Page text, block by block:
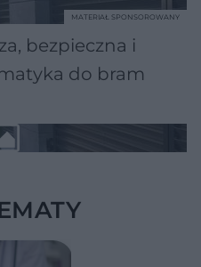
bezpieczna i
do bram
MATERIAŁ SPONSOROWANY